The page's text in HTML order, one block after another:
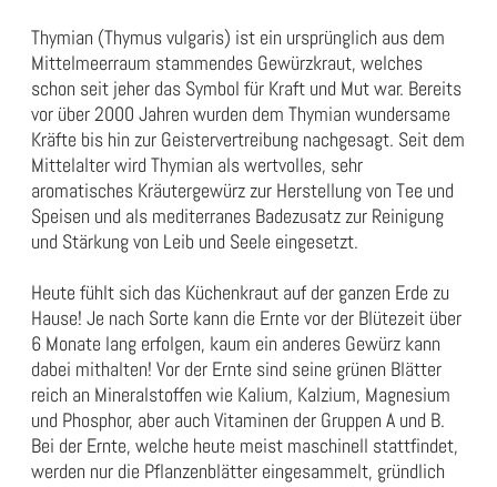
Thymian (Thymus vulgaris) ist ein ursprünglich aus dem
Mittelmeerraum stammendes Gewürzkraut, welches
schon seit jeher das Symbol für Kraft und Mut war. Bereits
vor über 2000 Jahren wurden dem Thymian wundersame
Kräfte bis hin zur Geistervertreibung nachgesagt. Seit dem
Mittelalter wird Thymian als wertvolles, sehr
aromatisches Kräutergewürz zur Herstellung von Tee und
Speisen und als mediterranes Badezusatz zur Reinigung
und Stärkung von Leib und Seele eingesetzt.
Heute fühlt sich das Küchenkraut auf der ganzen Erde zu
Hause! Je nach Sorte kann die Ernte vor der Blütezeit über
6 Monate lang erfolgen, kaum ein anderes Gewürz kann
dabei mithalten! Vor der Ernte sind seine grünen Blätter
reich an Mineralstoffen wie Kalium, Kalzium, Magnesium
und Phosphor, aber auch Vitaminen der Gruppen A und B.
Bei der Ernte, welche heute meist maschinell stattfindet,
werden nur die Pflanzenblätter eingesammelt, gründlich